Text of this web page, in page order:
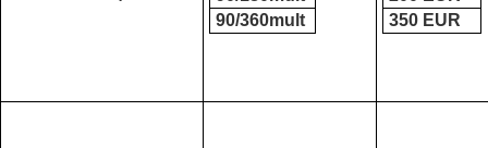
90/360mult
350 ЕUR